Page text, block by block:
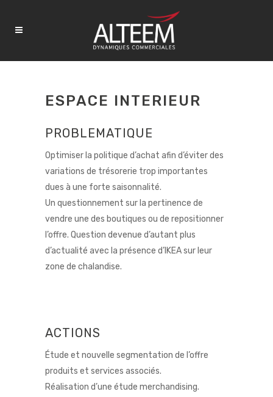
ESPACE INTERIEUR
PROBLEMATIQUE
Optimiser la politique d’achat afin d’éviter des
variations de trésorerie trop importantes
dues à une forte saisonnalité.
Un questionnement sur la pertinence de
vendre une des boutiques ou de repositionner
l’offre. Question devenue d’autant plus
d’actualité avec la présence d’IKEA sur leur
zone de chalandise.
ACTIONS
Étude et nouvelle segmentation de l’offre
produits et services associés.
Réalisation d’une étude merchandising.